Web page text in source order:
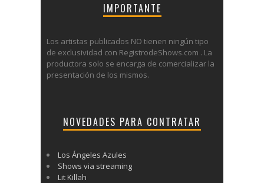
IMPORTANTE
Los artistas publicados NO tienen ningún tipo
de exclusividad con RegistrodeShows.com . La
productora solo se encarga de comercializar la
presentación de los mismos.
NOVEDADES PARA CONTRATAR
Los Ángeles Azules
Shows via streaming
Lit Killah